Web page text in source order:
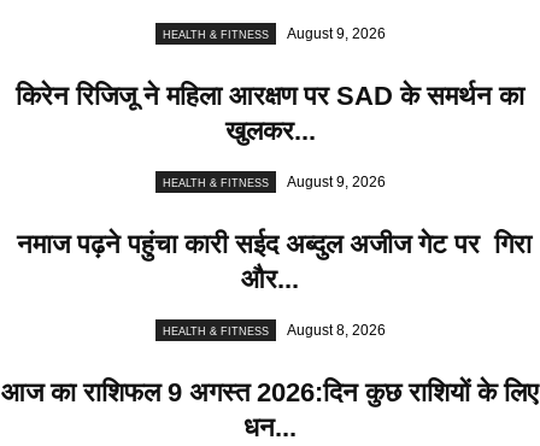
HEALTH & FITNESS August 9, 2026
किरेन रिजिजू ने महिला आरक्षण पर SAD के समर्थन का
खुलकर...
HEALTH & FITNESS August 9, 2026
नमाज पढ़ने पहुंचा कारी सईद अब्दुल अजीज गेट पर गिरा
और...
HEALTH & FITNESS August 8, 2026
आज का राशिफल 9 अगस्त 2026:दिन कुछ राशियों के लिए
धन...